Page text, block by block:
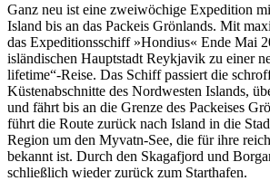
Ganz neu ist eine zweiwöchige Expedition
Island bis an das Packeis Grönlands. Mit
das Expeditionsschiff »Hondius« Ende Mai
isländischen Hauptstadt Reykjavik zu einer
lifetime“-Reise. Das Schiff passiert die
Küstenabschnitte des Nordwesten Islands,
und fährt bis an die Grenze des Packeises
führt die Route zurück nach Island in die
Region um den Myvatn-See, die für ihre
bekannt ist. Durch den Skagafjord und
schließlich wieder zurück zum Starthafen.